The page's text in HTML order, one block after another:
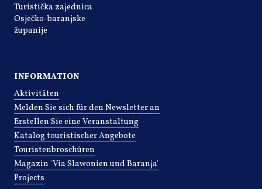
Turistička zajednica
Osječko-baranjske
županije
INFORMATION
Aktivitäten
Melden Sie sich für den Newsletter an
Erstellen Sie eine Veranstaltung
Katalog touristischer Angebote
Touristenbroschüren
Magazin 'Via Slawonien und Baranja'
Projects